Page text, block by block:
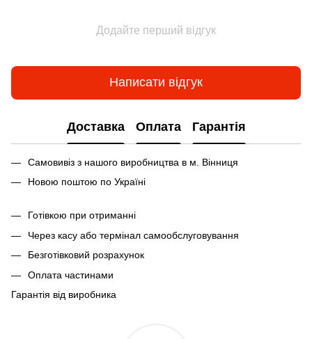
Додайте перший відгук
Написати відгук
Доставка Оплата Гарантія
Самовивіз з нашого виробництва в м. Вінниця
Новою поштою по Україні
Готівкою при отриманні
Через касу або термінал самообслуговування
Безготівковий розрахунок
Оплата частинами
Гарантія від виробника